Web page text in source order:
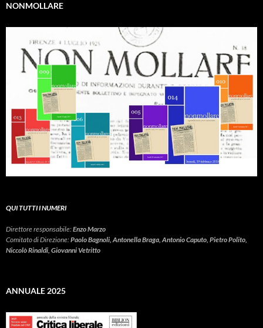
NONMOLLARE
QUI TUTTI I NUMERI
Direttore responsabile:Enzo Marzo
Comitato di Direzione:Paolo Bagnoli, Antonella Braga, Antonio Caputo, Pietro Polito,
Niccolò Rinaldi, Giovanni Vetritto
ANNUALE 2025